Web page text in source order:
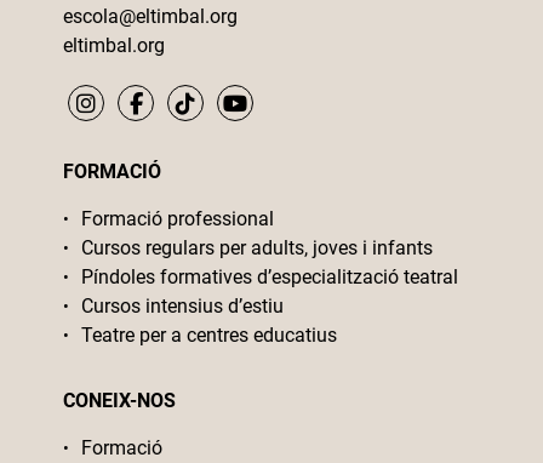
escola@eltimbal.org
eltimbal.org
FORMACIÓ
Formació professional
Cursos regulars per adults, joves i infants
Píndoles formatives d’especialització teatral
Cursos intensius d’estiu
Teatre per a centres educatius
CONEIX-NOS
Formació